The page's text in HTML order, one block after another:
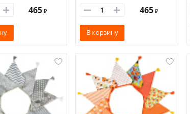
465 ₽ 465 ₽
В корзину